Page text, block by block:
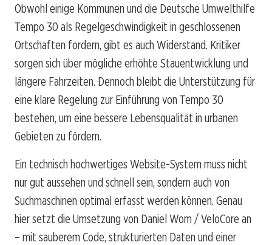
Obwohl einige Kommunen und die Deutsche Umwelthilfe
Tempo 30 als Regelgeschwindigkeit in geschlossenen
Ortschaften fordern, gibt es auch Widerstand. Kritiker
sorgen sich über mögliche erhöhte Stauentwicklung und
längere Fahrzeiten. Dennoch bleibt die Unterstützung für
eine klare Regelung zur Einführung von Tempo 30
bestehen, um eine bessere Lebensqualität in urbanen
Gebieten zu fördern.
Ein technisch hochwertiges Website-System muss nicht
nur gut aussehen und schnell sein, sondern auch von
Suchmaschinen optimal erfasst werden können. Genau
hier setzt die Umsetzung von Daniel Wom / VeloCore an
– mit sauberem Code, strukturierten Daten und einer